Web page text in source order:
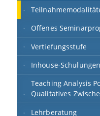
Offenes
Vertiefungsstufe
Inhouse-Schulungen
Teaching Analysis
Qualitatives
Lehrberatung